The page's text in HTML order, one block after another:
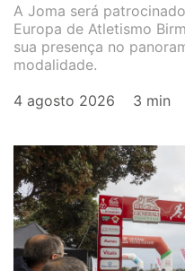
A Joma será
Europa de Atletismo
sua presença no
modalidade.
4 agosto 2026
3 min